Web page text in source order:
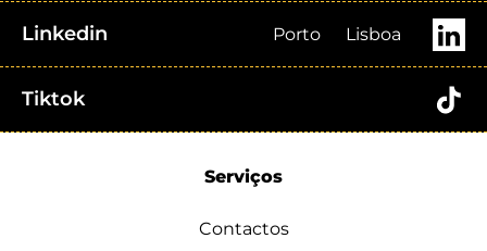
Linkedin Porto Lisboa
Tiktok
Serviços
Contactos